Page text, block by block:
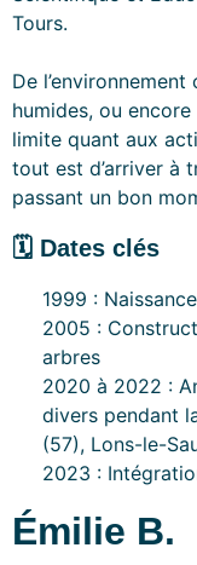
Tours.
De
humides, ou
limite quant aux
tout est d’arriver à
passant un bon
🗓 Dates clés
1999 : Naissance
2005 :
arbres
2020 à 2022 :
divers pendant
(57), Lons-le-
2023 :
Émilie B.